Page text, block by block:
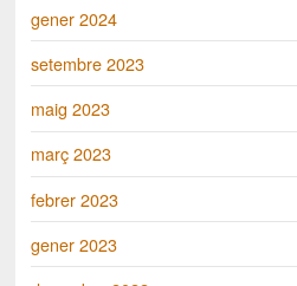
gener 2024
setembre 2023
maig 2023
març 2023
febrer 2023
gener 2023